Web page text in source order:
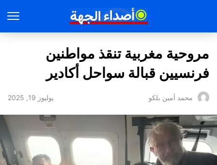
مروحية مغربية تنقذ مواطنين
فرنسيين قبالة سواحل أكادير
محمد أمين بلكو يوليوز 19, 2025